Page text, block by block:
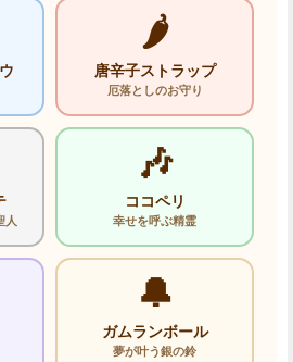
🌶️
唐辛子ストラップ
厄落としのお守り
人
🎶
ココペリ
幸せを呼ぶ精霊
🔔
ガムランボール
夢が叶う銀の鈴